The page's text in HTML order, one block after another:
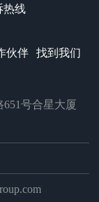
热线
伙伴
找到我们
号合星大厦